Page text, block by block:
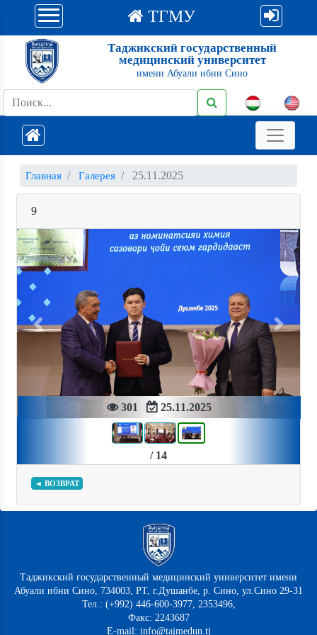
ТГМУ
Таджикский государственный
медицинский университет
имени Абуали ибни Сино
Главная Галерея 25.11.2025
9
301 25.11.2025
Previous Next
/ 14
◄ ВОЗВРАТ
Таджикский государственный медицинский университет имени
Абуали ибни Сино, 734003, РТ, г.Душанбе, р. Сино, ул.Сино 29-31
Тел.: (+992) 446-600-3977, 2353496,
Факс: 2243687
E-mail: info@tajmedun.tj